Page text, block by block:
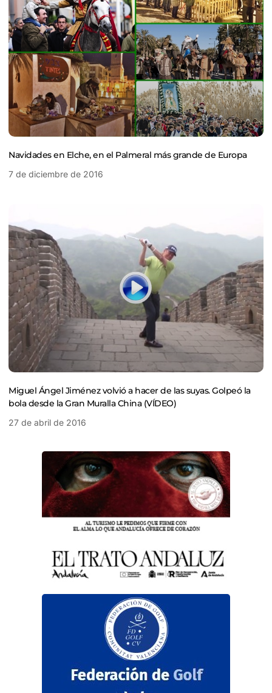
Navidades en Elche, en el Palmeral más grande de Europa
7 de diciembre de 2016
Miguel Ángel Jiménez volvió a hacer de las suyas. Golpeó la
bola desde la Gran Muralla China (VÍDEO)
27 de abril de 2016